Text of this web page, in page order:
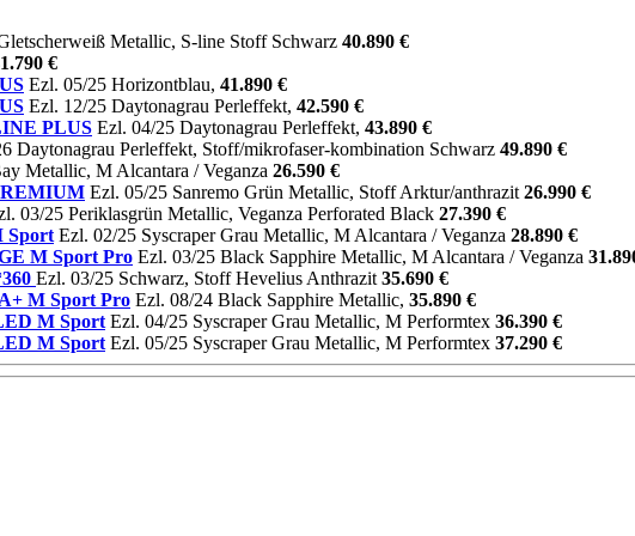
Metallic, S-line Stoff Schwarz 40.890 €
€
Ezl. 05/25 Horizontblau, 41.890 €
Ezl. 12/25 Daytonagrau Perleffekt, 42.590 €
PLUS Ezl. 04/25 Daytonagrau Perleffekt, 43.890 €
Daytonagrau Perleffekt, Stoff/mikrofaser-kombination Schwarz 49.890 €
Metallic, M Alcantara / Veganza 26.590 €
Ezl. 05/25 Sanremo Grün Metallic, Stoff Arktur/anthrazit 26.990 €
03/25 Periklasgrün Metallic, Veganza Perforated Black 27.390 €
Sport Ezl. 02/25 Syscraper Grau Metallic, M Alcantara / Veganza 28.890 €
M Sport Pro Ezl. 03/25 Black Sapphire Metallic, M Alcantara / Veganza
Ezl. 03/25 Schwarz, Stoff Hevelius Anthrazit 35.690 €
M Sport Pro Ezl. 08/24 Black Sapphire Metallic, 35.890 €
M Sport Ezl. 04/25 Syscraper Grau Metallic, M Performtex 36.390 €
M Sport Ezl. 05/25 Syscraper Grau Metallic, M Performtex 37.290 €